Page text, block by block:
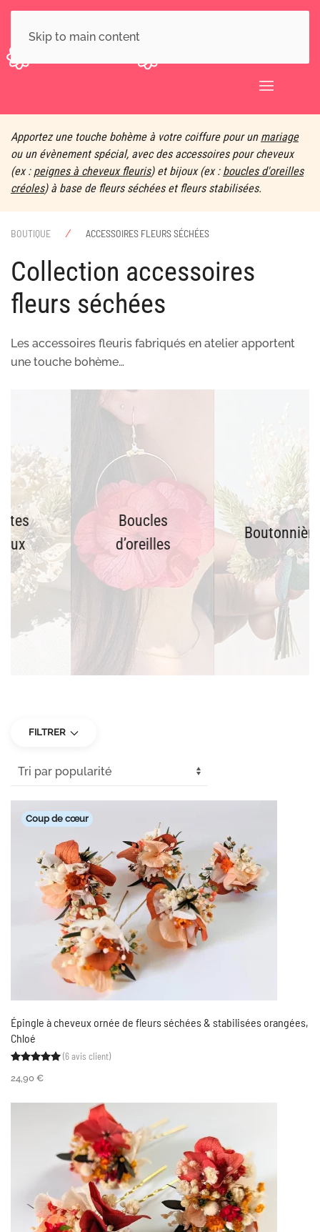
Skip to main content
Apportez une touche bohème à votre coiffure pour un mariage
ou un évènement spécial, avec des accessoires pour cheveux
(ex : peignes à cheveux fleuris) et bijoux (ex : boucles d'oreilles
créoles) à base de fleurs séchées et fleurs stabilisées.
BOUTIQUE ACCESSOIRES FLEURS SÉCHÉES
collection accessoires
fleurs séchées
Les accessoires fleuris fabriqués en atelier apportent
une touche bohème…
Boucles
d’oreilles
Boutonnières
FILTRER
Épingle à cheveux ornée de fleurs séchées & stabilisées orangées,
Chloé
Coup de cœur
Noté5.00sur 5 basé sur
6
(6avis client)
24,90 €